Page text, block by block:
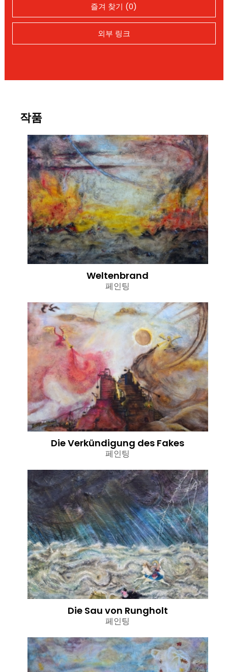
즐겨 찾기 (0)
외부 링크
작품
Weltenbrand
페인팅
Die Verkündigung des Fakes
페인팅
Die Sau von Rungholt
페인팅